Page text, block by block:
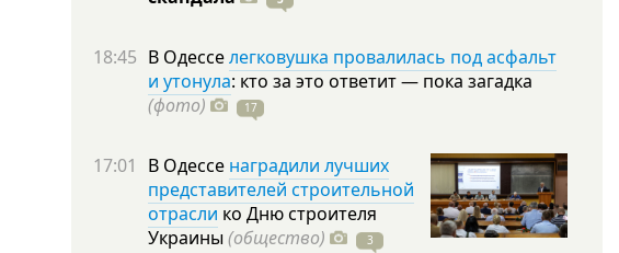
18:45 В Одесселегковушка провалилась под асфальт
и утонула: кто за это ответит — пока загадка
(фото)
17
17:01 В Одессе наградили лучших
представителей строительной
отрасли ко Дню строителя
Украины (общество) 3